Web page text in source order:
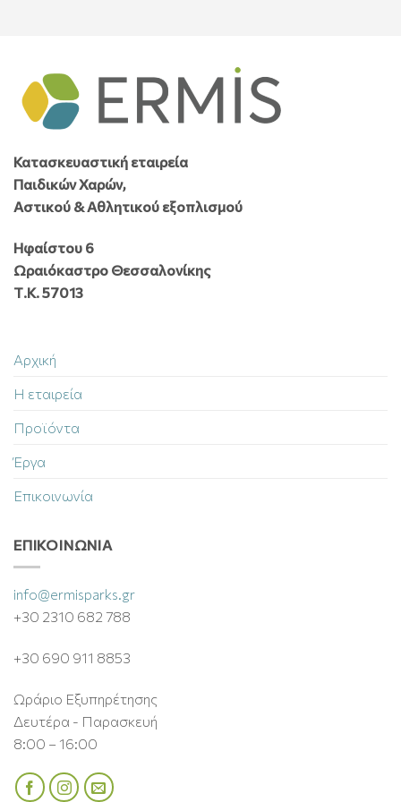
Κατασκευαστική εταιρεία
Παιδικών Χαρών,
Αστικού & Αθλητικού εξοπλισμού
Ηφαίστου 6
Ωραιόκαστρο Θεσσαλονίκης
Τ.Κ. 57013
Αρχική
Η εταιρεία
Προϊόντα
Έργα
Επικοινωνία
ΕΠΙΚΟΙΝΩΝΊΑ
info@ermisparks.gr
+30 2310 682 788
+30 690 911 8853
Ωράριο Εξυπηρέτησης
Δευτέρα - Παρασκευή
8:00 – 16:00